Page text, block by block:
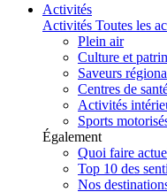
Activités
Activités Toutes les
Plein air
Culture et
Saveurs
Centres de
Activités
Sports
Également
Quoi faire
Top 10 des
Nos